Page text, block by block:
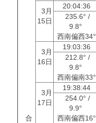
合
3月
15日
20:04:36
235.6° /
9.8°
西南偏西34°
3月
16日
19:03:36
212.8° /
9.8°
西南偏南33°
3月
17日
19:38:44
254.0° /
9.9°
西南偏西16°